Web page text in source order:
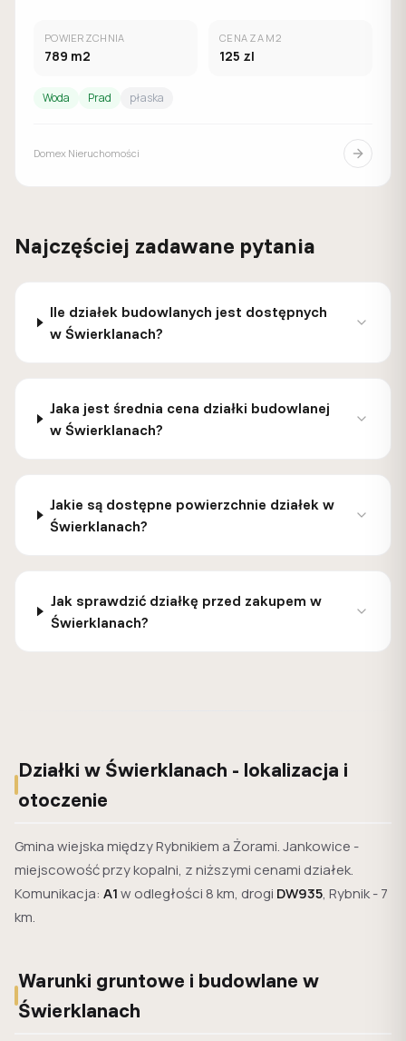
POWIERZCHNIA
789 m2
CENA ZA M2
125 zl
Woda Prad płaska
Domex Nieruchomości
Najczęściej zadawane pytania
Ile działek budowlanych jest dostępnych
w Świerklanach?
Jaka jest średnia cena działki budowlanej
w Świerklanach?
Jakie są dostępne powierzchnie działek w
Świerklanach?
Jak sprawdzić działkę przed zakupem w
Świerklanach?
Działki w Świerklanach - lokalizacja i
otoczenie
Gmina wiejska między Rybnikiem a Żorami. Jankowice -
miejscowość przy kopalni, z niższymi cenami działek.
Komunikacja: A1w odległości 8 km, drogi DW935, Rybnik - 7
km.
Warunki gruntowe i budowlane w
Świerklanach